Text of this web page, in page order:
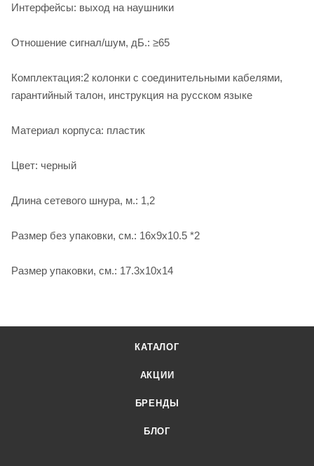
Интерфейсы: выход на наушники
Отношение сигнал/шум, дБ.: ≥65
Комплектация:2 колонки с соединительными кабелями,
гарантийный талон, инструкция на русском языке
Материал корпуса: пластик
Цвет: черный
Длина сетевого шнура, м.: 1,2
Размер без упаковки, см.: 16x9x10.5 *2
Размер упаковки, см.: 17.3x10x14
КАТАЛОГ
АКЦИИ
БРЕНДЫ
БЛОГ